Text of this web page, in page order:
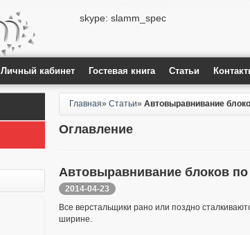
skype: slamm_spec
Личный кабинет Гостевая книга Статьи
Главная» Статьи» Автовыравнивание
Оглавление
Автовыравнивание блоков
2014-04-23
Все верстальщики рано или поздно
ширине.